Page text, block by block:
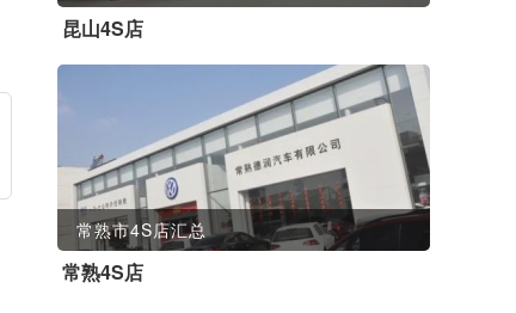
昆山4S店
常熟市4S店汇总
常熟4S店